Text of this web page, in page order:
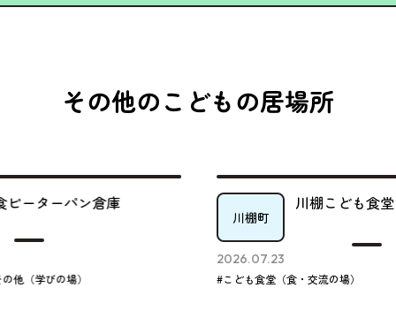
その他のこどもの居場所
川棚こども食堂とっぱな
#こども食堂（食・交流の場）